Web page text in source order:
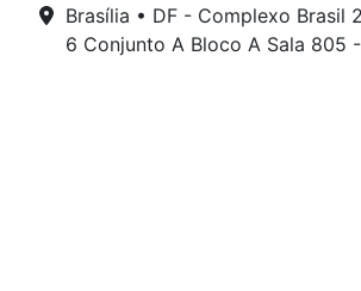
Brasília • DF - Complexo Brasil
6 Conjunto A Bloco A Sala 805